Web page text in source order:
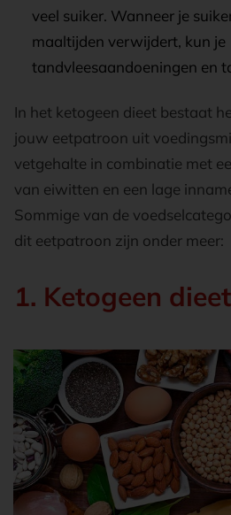
veel suiker. Wanneer je
maaltijden verwijdert, kun je
tandvleesaandoeningen en
In het ketogeen dieet bestaat
jouw eetpatroon uit
vetgehalte in combinatie met
van eiwitten en een lage
Sommige van de
dit eetpatroon zijn onder meer:
1. Ketogeen